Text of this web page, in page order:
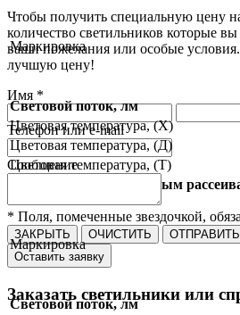
Чтобы получить специальную цену
количество светильников которые
ваши пожелания или особые
лучшую цену!
Имя *
Телефон или e-mail
Сообщение
* Поля, помеченные звездочкой,
ЗАКРЫТЬ ОЧИСТИТЬ
ОТПРАВИТЬ
Оставить заявку
Заказать светильники или
Маркировка
Световой поток, лм
Цветовая температура, (Х)
Цветовая температура, (Д)
Цветовая температура, (Т)
Модификация с опаловым
Маркировка
Световой поток, лм